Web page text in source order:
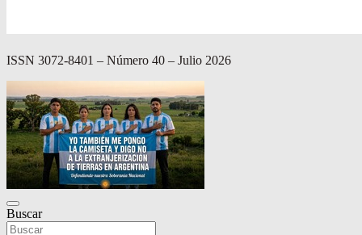
ISSN 3072-8401 – Número 40 – Julio 2026
Buscar